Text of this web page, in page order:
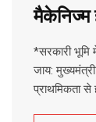
मैकेनिज्म
*सरकारी
जाय:
प्राथमिकता